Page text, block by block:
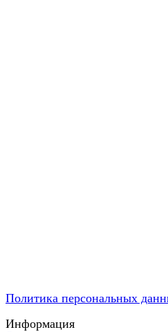
Политика персональных
Информация